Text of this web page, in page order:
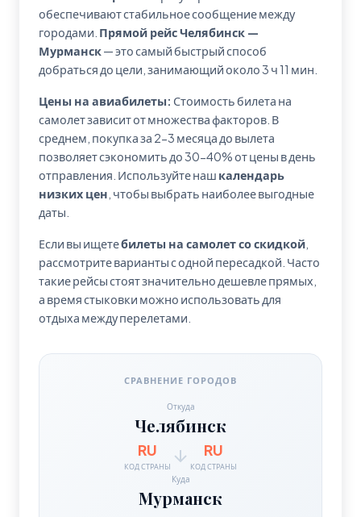
обеспечивают стабильное сообщение между
городами. Прямой рейс Челябинск —
Мурманск— это самый быстрый способ
добраться до цели, занимающий около 3 ч 11 мин.
Цены на авиабилеты: Стоимость билета на
самолет зависит от множества факторов. В
среднем, покупка за 2-3 месяца до вылета
позволяет сэкономить до 30-40% от цены в день
отправления. Используйте наш календарь
низких цен , чтобы выбрать наиболее выгодные
даты.
Если вы ищетебилеты на самолет со скидкой
рассмотрите варианты с одной пересадкой. Часто
такие рейсы стоят значительно дешевле прямых,
а время стыковки можно использовать для
отдыха между перелетами.
СРАВНЕНИЕ ГОРОДОВ
Откуда
Челябинск
RU
КОД СТРАНЫ
RU
КОД СТРАНЫ
Куда
Мурманск